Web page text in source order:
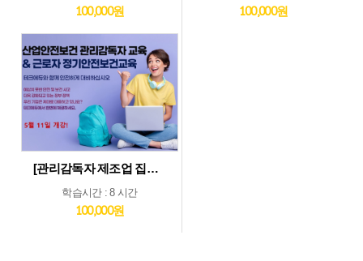
100,000원 100,000원
[관리감독자 제조업 집체교육_5월11일] 제조업종 관리감독자 집체 교육...5월11일 개강
학습시간 : 8 시간
100,000원